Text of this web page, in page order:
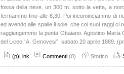
fossa della neve, un 300 m. sotto la vetta, a
fermammo fino alle 8,30. Poi incominciammo di
ed avendo alle spalle il sole, che coi suoi raggi ci
raggiungemmo la punta Ottaiano. Agostino Maria
del Liceo “A. Genovesi”, sabato 20 aprile 1889.
(p)Link Commenti (0) Storico